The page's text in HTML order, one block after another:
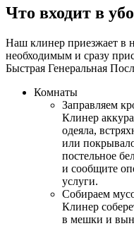
Что входит в
Наш клинер приезжает в
необходимым и сразу
Быстрая Генеральная
Комнаты
Заправляем
Клинер
одеяла,
или
постельное
и сообщите
услуги.
Собираем
Клинер
в мешки и